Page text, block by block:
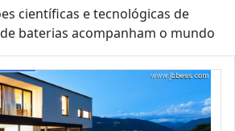
científicas e tecnológicas de
baterias acompanham o mundo